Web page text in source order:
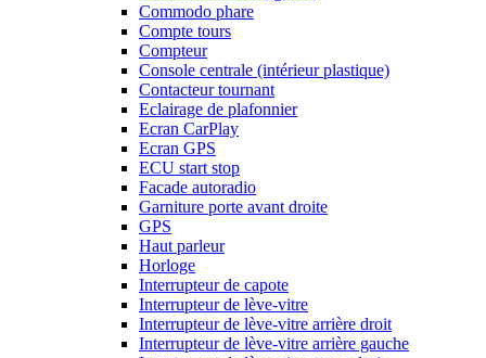
Commodo phare
Compte tours
Compteur
Console centrale (intérieur plastique)
Contacteur tournant
Eclairage de plafonnier
Ecran CarPlay
Ecran GPS
ECU start stop
Facade autoradio
Garniture porte avant droite
GPS
Haut parleur
Horloge
Interrupteur de capote
Interrupteur de lève-vitre
Interrupteur de lève-vitre arrière droit
Interrupteur de lève-vitre arrière gauche